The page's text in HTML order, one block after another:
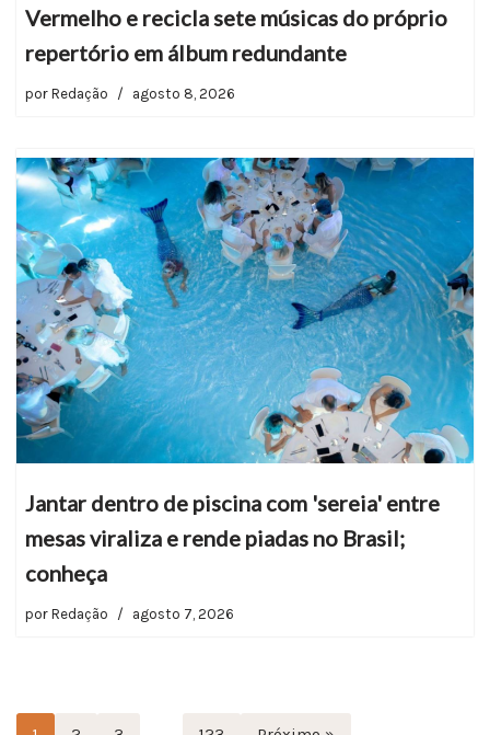
Vermelho e recicla sete músicas do próprio
repertório em álbum redundante
por Redação agosto 8, 2026
Jantar dentro de piscina com 'sereia' entre
mesas viraliza e rende piadas no Brasil;
conheça
por Redação agosto 7, 2026